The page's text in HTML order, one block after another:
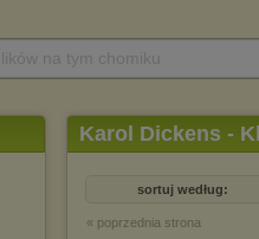
Karol Dickens -
sortuj według:
« poprzednia strona